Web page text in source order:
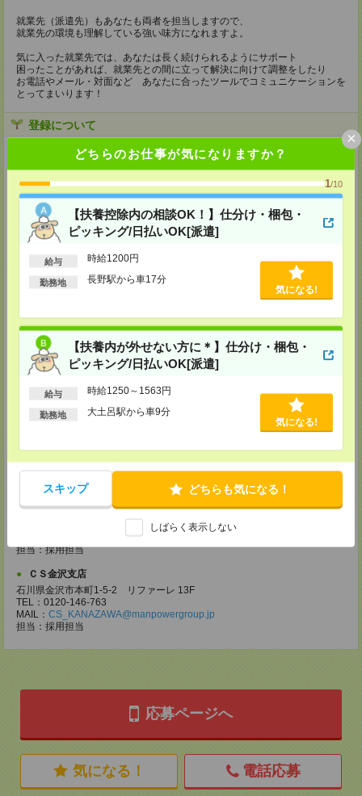
どちらのお仕事が気になりますか？
1/10
【扶養控除内の相談OK！】仕分け・梱包・
ピッキング/日払いOK[派遣]
給与 時給1200円
勤務地
長野駅から車17分
気になる!
【扶養内が外せない方に＊】仕分け・梱包・
ピッキング/日払いOK[派遣]
給与 時給1250～1563円
勤務地
大土呂駅から車9分
気になる!
スキップ どちらも気になる！
しばらく表示しない
×
就業先（派遣先）もあなたも両者を担当しますので、
就業先の環境も理解している強い味方になれますよ。
気に入った就業先では、あなたは長く続けられるようにサポート
困ったことがあれば、就業先との間に立って解決に向けて調整をしたり
お電話やメール・対面など あなたに合ったツールでコミュニケーションを
とってまいります！
登録について
★登録に際しての予約・来社は不要です★
(1)WEB応募の場合
こちらからご連絡いたしますのでお待ちください。
ご応募頂いた後、案内メールをお送りしますので
内容をご確認ください。
(2)電話応募の場合
お時間のあるときにお電話にてご応募いただければ
持ち物
【電話登録】
弊社HPよりマイページ作成をお願いします
電話での登録の際に、マイページ作成をいただいた旨をお伝えください。
所要時間
【電話登録】30分程度
登録場所
ＣＳ新潟支店
CS_NIIGATA@manpowergroup.jp
担当：採⽤担当
ＣＳ金沢支店
石川県金沢市本町1-5-2 リファーレ 13F
TEL：0120-146-763
MAIL： CS_KANAZAWA@manpowergroup.jp
担当：採用担当
応募ページへ
気になる！ 電話応募